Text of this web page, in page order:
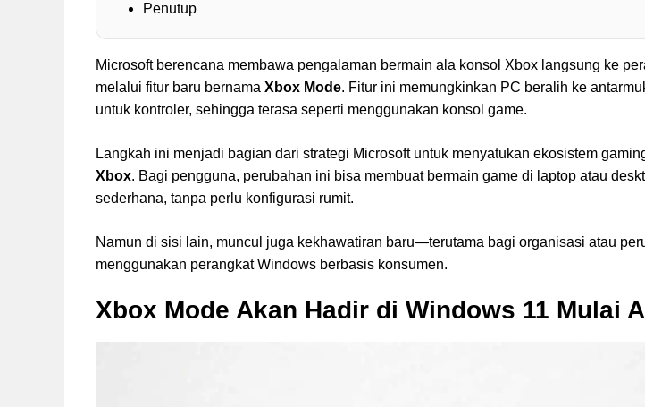
Penutup
Microsoft berencana membawa pengalaman bermain ala konsol Xbox langsung ke
melalui fitur baru bernama Xbox Mode. Fitur ini memungkinkan PC beralih ke
untuk kontroler, sehingga terasa seperti menggunakan konsol game.
Langkah ini menjadi bagian dari strategi Microsoft untuk menyatukan ekosistem
Xbox. Bagi pengguna, perubahan ini bisa membuat bermain game di laptop atau
sederhana, tanpa perlu konfigurasi rumit.
Namun di sisi lain, muncul juga kekhawatiran baru—terutama bagi organisasi atau
menggunakan perangkat Windows berbasis konsumen.
Xbox Mode Akan Hadir di Windows 11 Mulai